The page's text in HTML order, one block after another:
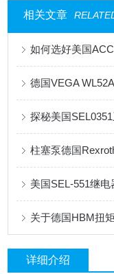
相关文章
如何选好美国
德国VEGA
探秘美国
美国SEL-551继
关于德国HBM扭
详细介绍